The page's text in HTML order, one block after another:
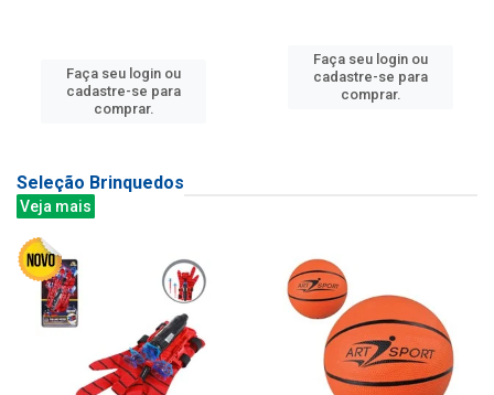
Faça seu login ou
cadastre-se para
comprar.
Faça seu login ou
cadastre-se para
comprar.
Seleção Brinquedos
Veja mais